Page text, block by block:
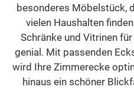
besonderes Möbelstück,
vielen Haushalten
Schränke und Vitrinen
genial. Mit passenden
wird Ihre Zimmerecke
hinaus ein schöner